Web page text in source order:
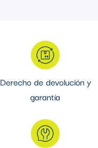
Derecho de devolución y
garantía